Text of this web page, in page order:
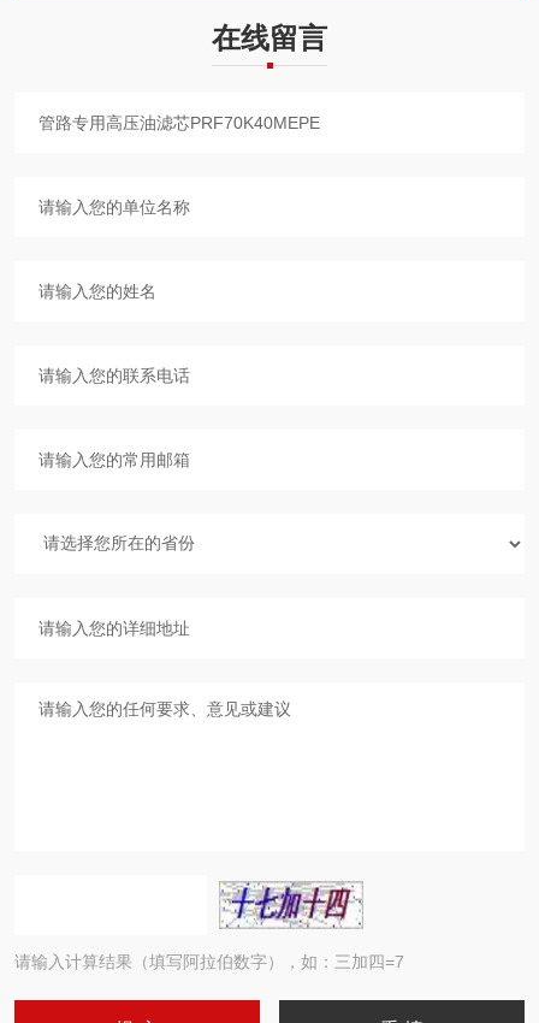
在线留言
请输入计算结果（填写阿拉伯数字），如：三加四=7